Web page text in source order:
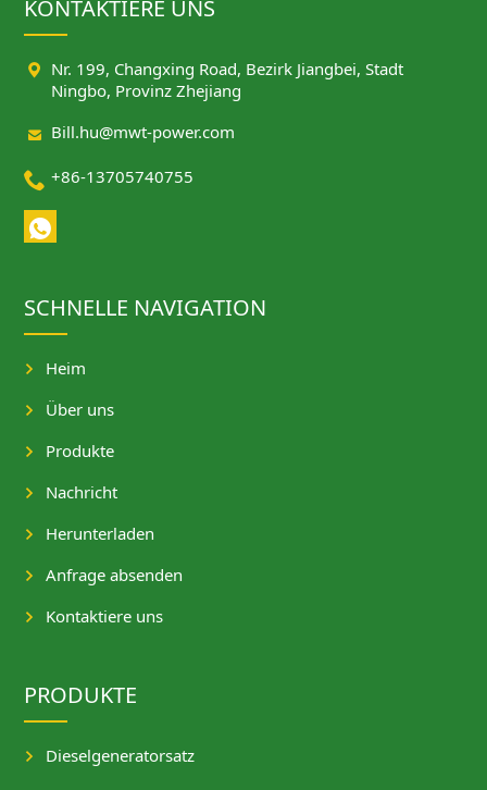
KONTAKTIERE UNS
 Nr. 199, Changxing Road, Bezirk Jiangbei, Stadt
Ningbo, Provinz Zhejiang
 Bill.hu@mwt-power.com
 +86-13705740755
SCHNELLE NAVIGATION
Heim
Über uns
Produkte
Nachricht
Herunterladen
Anfrage absenden
Kontaktiere uns
PRODUKTE
Dieselgeneratorsatz